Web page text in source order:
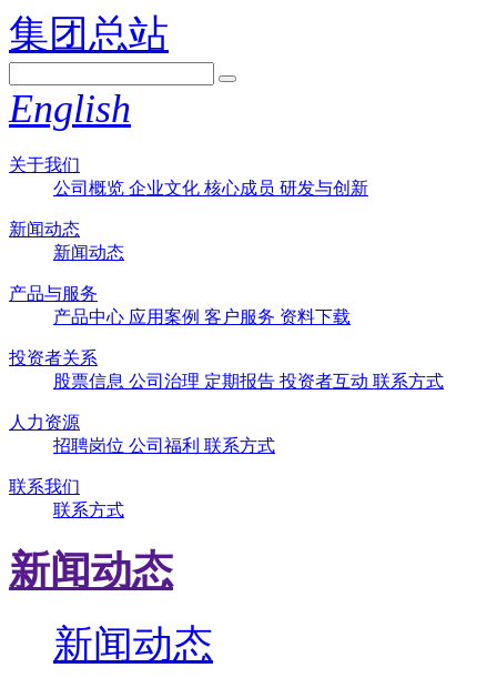
集团总站
English
关于我们
公司概览 企业文化 核心成员 研发与创新
新闻动态
新闻动态
产品与服务
产品中心 应用案例 客户服务 资料下载
投资者关系
股票信息 公司治理 定期报告 投资者互动 联系方式
人力资源
招聘岗位 公司福利 联系方式
联系我们
联系方式
新闻动态
新闻动态